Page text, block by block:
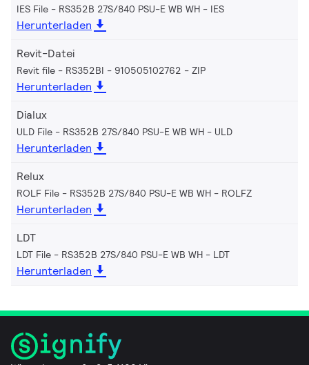
IES File - RS352B 27S/840 PSU-E WB WH IES
Herunterladen
Revit-Datei
Revit file - RS352BI - 910505102762 ZIP
Herunterladen
Dialux
ULD File - RS352B 27S/840 PSU-E WB WH ULD
Herunterladen
Relux
ROLF File - RS352B 27S/840 PSU-E WB WH ROLFZ
Herunterladen
LDT
LDT File - RS352B 27S/840 PSU-E WB WH LDT
Herunterladen